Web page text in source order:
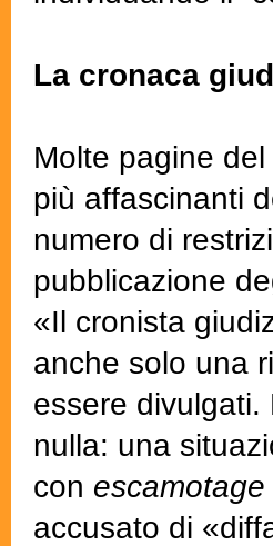
La cronaca
Molte pagine
più affascinanti
numero di
pubblicazione
«Il cronista
anche solo una
essere
nulla: una
con escamotage
accusato di